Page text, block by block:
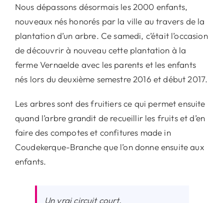
Nous dépassons désormais les 2000 enfants,
nouveaux nés honorés par la ville au travers de la
plantation d’un arbre. Ce samedi, c’était l’occasion
de découvrir à nouveau cette plantation à la
ferme Vernaelde avec les parents et les enfants
nés lors du deuxième semestre 2016 et début 2017.
Les arbres sont des fruitiers ce qui permet ensuite
quand l’arbre grandit de recueillir les fruits et d’en
faire des compotes et confitures made in
Coudekerque-Branche que l’on donne ensuite aux
enfants.
Un vrai circuit court.